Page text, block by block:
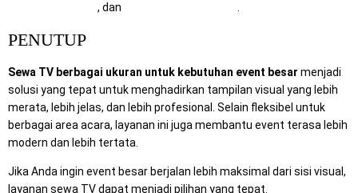
, dan .
PENUTUP
Sewa TV berbagai ukuran untuk kebutuhan event besar menjadi
solusi yang tepat untuk menghadirkan tampilan visual yang lebih
merata, lebih jelas, dan lebih profesional. Selain fleksibel untuk
berbagai area acara, layanan ini juga membantu event terasa lebih
modern dan lebih tertata.
Jika Anda ingin event besar berjalan lebih maksimal dari sisi visual,
layanan sewa TV dapat menjadi pilihan yang tepat.